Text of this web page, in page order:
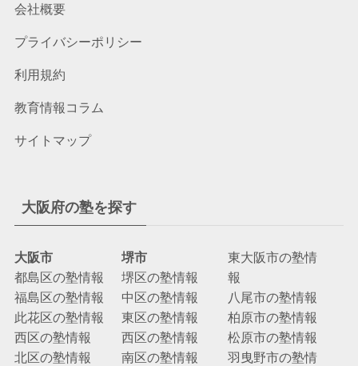
会社概要
プライバシーポリシー
利用規約
教育情報コラム
サイトマップ
大阪府の塾を探す
大阪市
都島区の塾情報
福島区の塾情報
此花区の塾情報
西区の塾情報
北区の塾情報
堺市
堺区の塾情報
中区の塾情報
東区の塾情報
西区の塾情報
南区の塾情報
東大阪市の塾情
報
八尾市の塾情報
柏原市の塾情報
松原市の塾情報
羽曳野市の塾情